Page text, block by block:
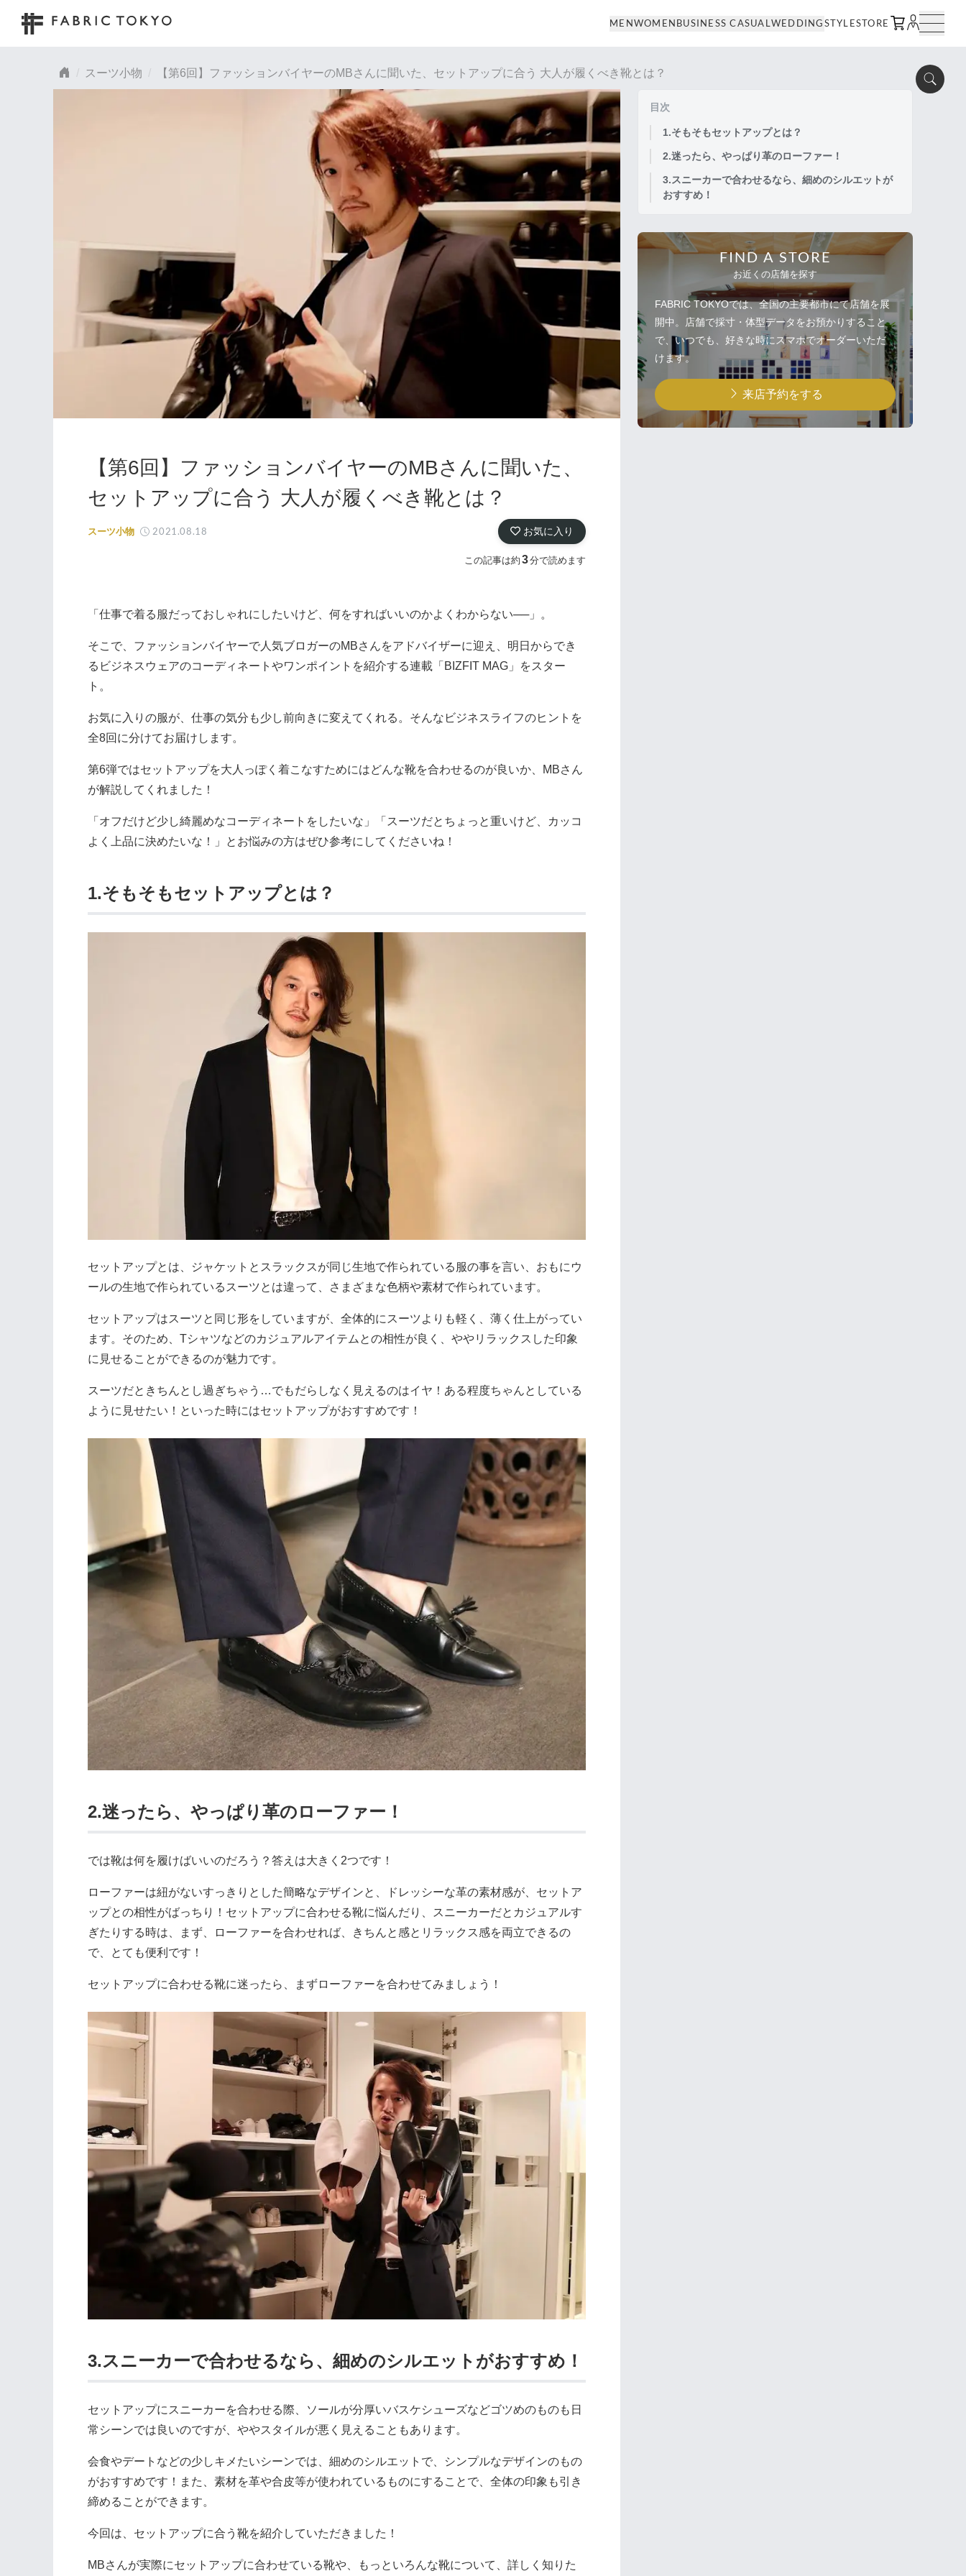
MENWOMEN BUSINESS CASUAL WEDDING STYLESTORE
スーツ小物 【第6回】ファッションバイヤーのMBさんに聞いた、セットアップに合う 大人が履くべき靴とは？
【第6回】ファッションバイヤーのMBさんに聞いた、
セットアップに合う 大人が履くべき靴とは？
スーツ小物 2021.08.18 お気に入り
この記事は約 3分で読めます
「仕事で着る服だっておしゃれにしたいけど、何をすればいいのかよくわからない──」。
そこで、ファッションバイヤーで人気ブロガーのMBさんをアドバイザーに迎え、明日からでき
るビジネスウェアのコーディネートやワンポイントを紹介する連載「BIZFIT MAG」をスター
ト。
お気に入りの服が、仕事の気分も少し前向きに変えてくれる。そんなビジネスライフのヒントを
全8回に分けてお届けします。
第6弾ではセットアップを大人っぽく着こなすためにはどんな靴を合わせるのが良いか、MBさん
が解説してくれました！
「オフだけど少し綺麗めなコーディネートをしたいな」「スーツだとちょっと重いけど、カッコ
よく上品に決めたいな！」とお悩みの方はぜひ参考にしてくださいね！
1.そもそもセットアップとは？
セットアップとは、ジャケットとスラックスが同じ生地で作られている服の事を言い、おもにウ
ールの生地で作られているスーツとは違って、さまざまな色柄や素材で作られています。
セットアップはスーツと同じ形をしていますが、全体的にスーツよりも軽く、薄く仕上がってい
ます。そのため、Tシャツなどのカジュアルアイテムとの相性が良く、ややリラックスした印象
に見せることができるのが魅力です。
スーツだときちんとし過ぎちゃう…でもだらしなく見えるのはイヤ！ある程度ちゃんとしている
ように見せたい！といった時にはセットアップがおすすめです！
2.迷ったら、やっぱり革のローファー！
では靴は何を履けばいいのだろう？答えは大きく2つです！
ローファーは紐がないすっきりとした簡略なデザインと、ドレッシーな革の素材感が、セットア
ップとの相性がばっちり！セットアップに合わせる靴に悩んだり、スニーカーだとカジュアルす
ぎたりする時は、まず、ローファーを合わせれば、きちんと感とリラックス感を両立できるの
で、とても便利です！
セットアップに合わせる靴に迷ったら、まずローファーを合わせてみましょう！
3.スニーカーで合わせるなら、細めのシルエットがおすすめ！
セットアップにスニーカーを合わせる際、ソールが分厚いバスケシューズなどゴツめのものも日
常シーンでは良いのですが、ややスタイルが悪く見えることもあります。
会食やデートなどの少しキメたいシーンでは、細めのシルエットで、シンプルなデザインのもの
がおすすめです！また、素材を革や合皮等が使われているものにすることで、全体の印象も引き
締めることができます。
今回は、セットアップに合う靴を紹介していただきました！
MBさんが実際にセットアップに合わせている靴や、もっといろんな靴について、詳しく知りた
目次
1.そもそもセットアップとは？
2.迷ったら、やっぱり革のローファー！
3.スニーカーで合わせるなら、細めのシルエットが
おすすめ！
FIND A STORE
お近くの店舗を探す
FABRIC TOKYOでは、全国の主要都市にて店舗を展
開中。店舗で採寸・体型データをお預かりすること
で、いつでも、好きな時にスマホでオーダーいただ
けます。
来店予約をする